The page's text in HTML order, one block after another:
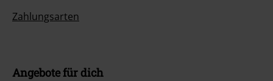
Zahlungsarten
Angebote für dich